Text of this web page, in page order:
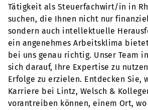
Tätigkeit als Steuerfachwirt/in in
suchen, die Ihnen nicht nur
sondern auch intellektuelle
ein angenehmes Arbeitsklima
bei uns genau richtig. Unser Team
sich darauf, Ihre Expertise zu
Erfolge zu erzielen. Entdecken Sie,
Karriere bei Lintz, Welsch &
vorantreiben können, einem Ort,